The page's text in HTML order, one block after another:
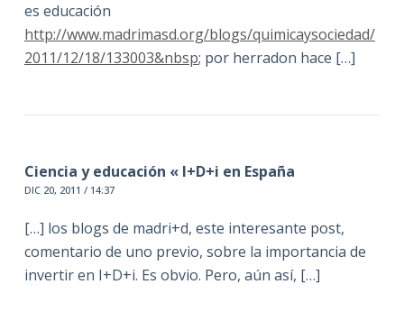
es educación
http://www.madrimasd.org/blogs/quimicaysociedad/
2011/12/18/133003&nbsp; por herradon hace […]
Ciencia y educación « I+D+i en España
DIC 20, 2011 / 14:37
[…] los blogs de madri+d, este interesante post,
comentario de uno previo, sobre la importancia de
invertir en I+D+i. Es obvio. Pero, aún así, […]